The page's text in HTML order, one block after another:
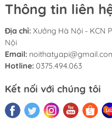
Thông tin liên
Địa chỉ: Xưởng Hà Nội - KCN
Nội
Email:
Hotline: 0375.494.063
Kết nối với chúng tôi